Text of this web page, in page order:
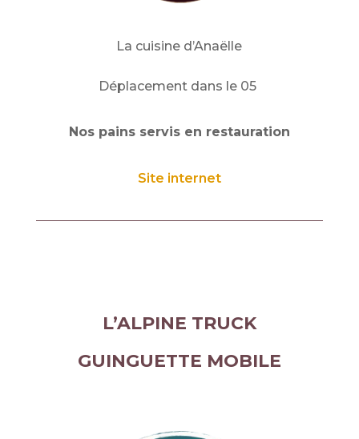
La cuisine d’Anaëlle
Déplacement dans le 05
Nos pains servis en restauration
Site internet
L’ALPINE TRUCK
GUINGUETTE MOBILE